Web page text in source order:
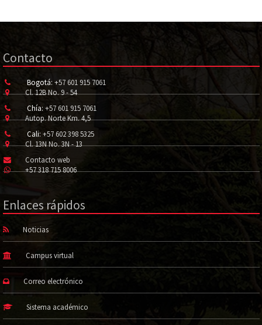
Contacto
Bogotá: +57 601 915 7061
Cl. 12B No. 9 - 54
Chía: +57 601 915 7061
Autop. Norte Km. 4,5
Cali: +57 602 398 5325
Cl. 13N No. 3N - 13
Contacto web
+57 318 715 8006
Enlaces rápidos
Noticias
Campus virtual
Correo electrónico
Sistema académico